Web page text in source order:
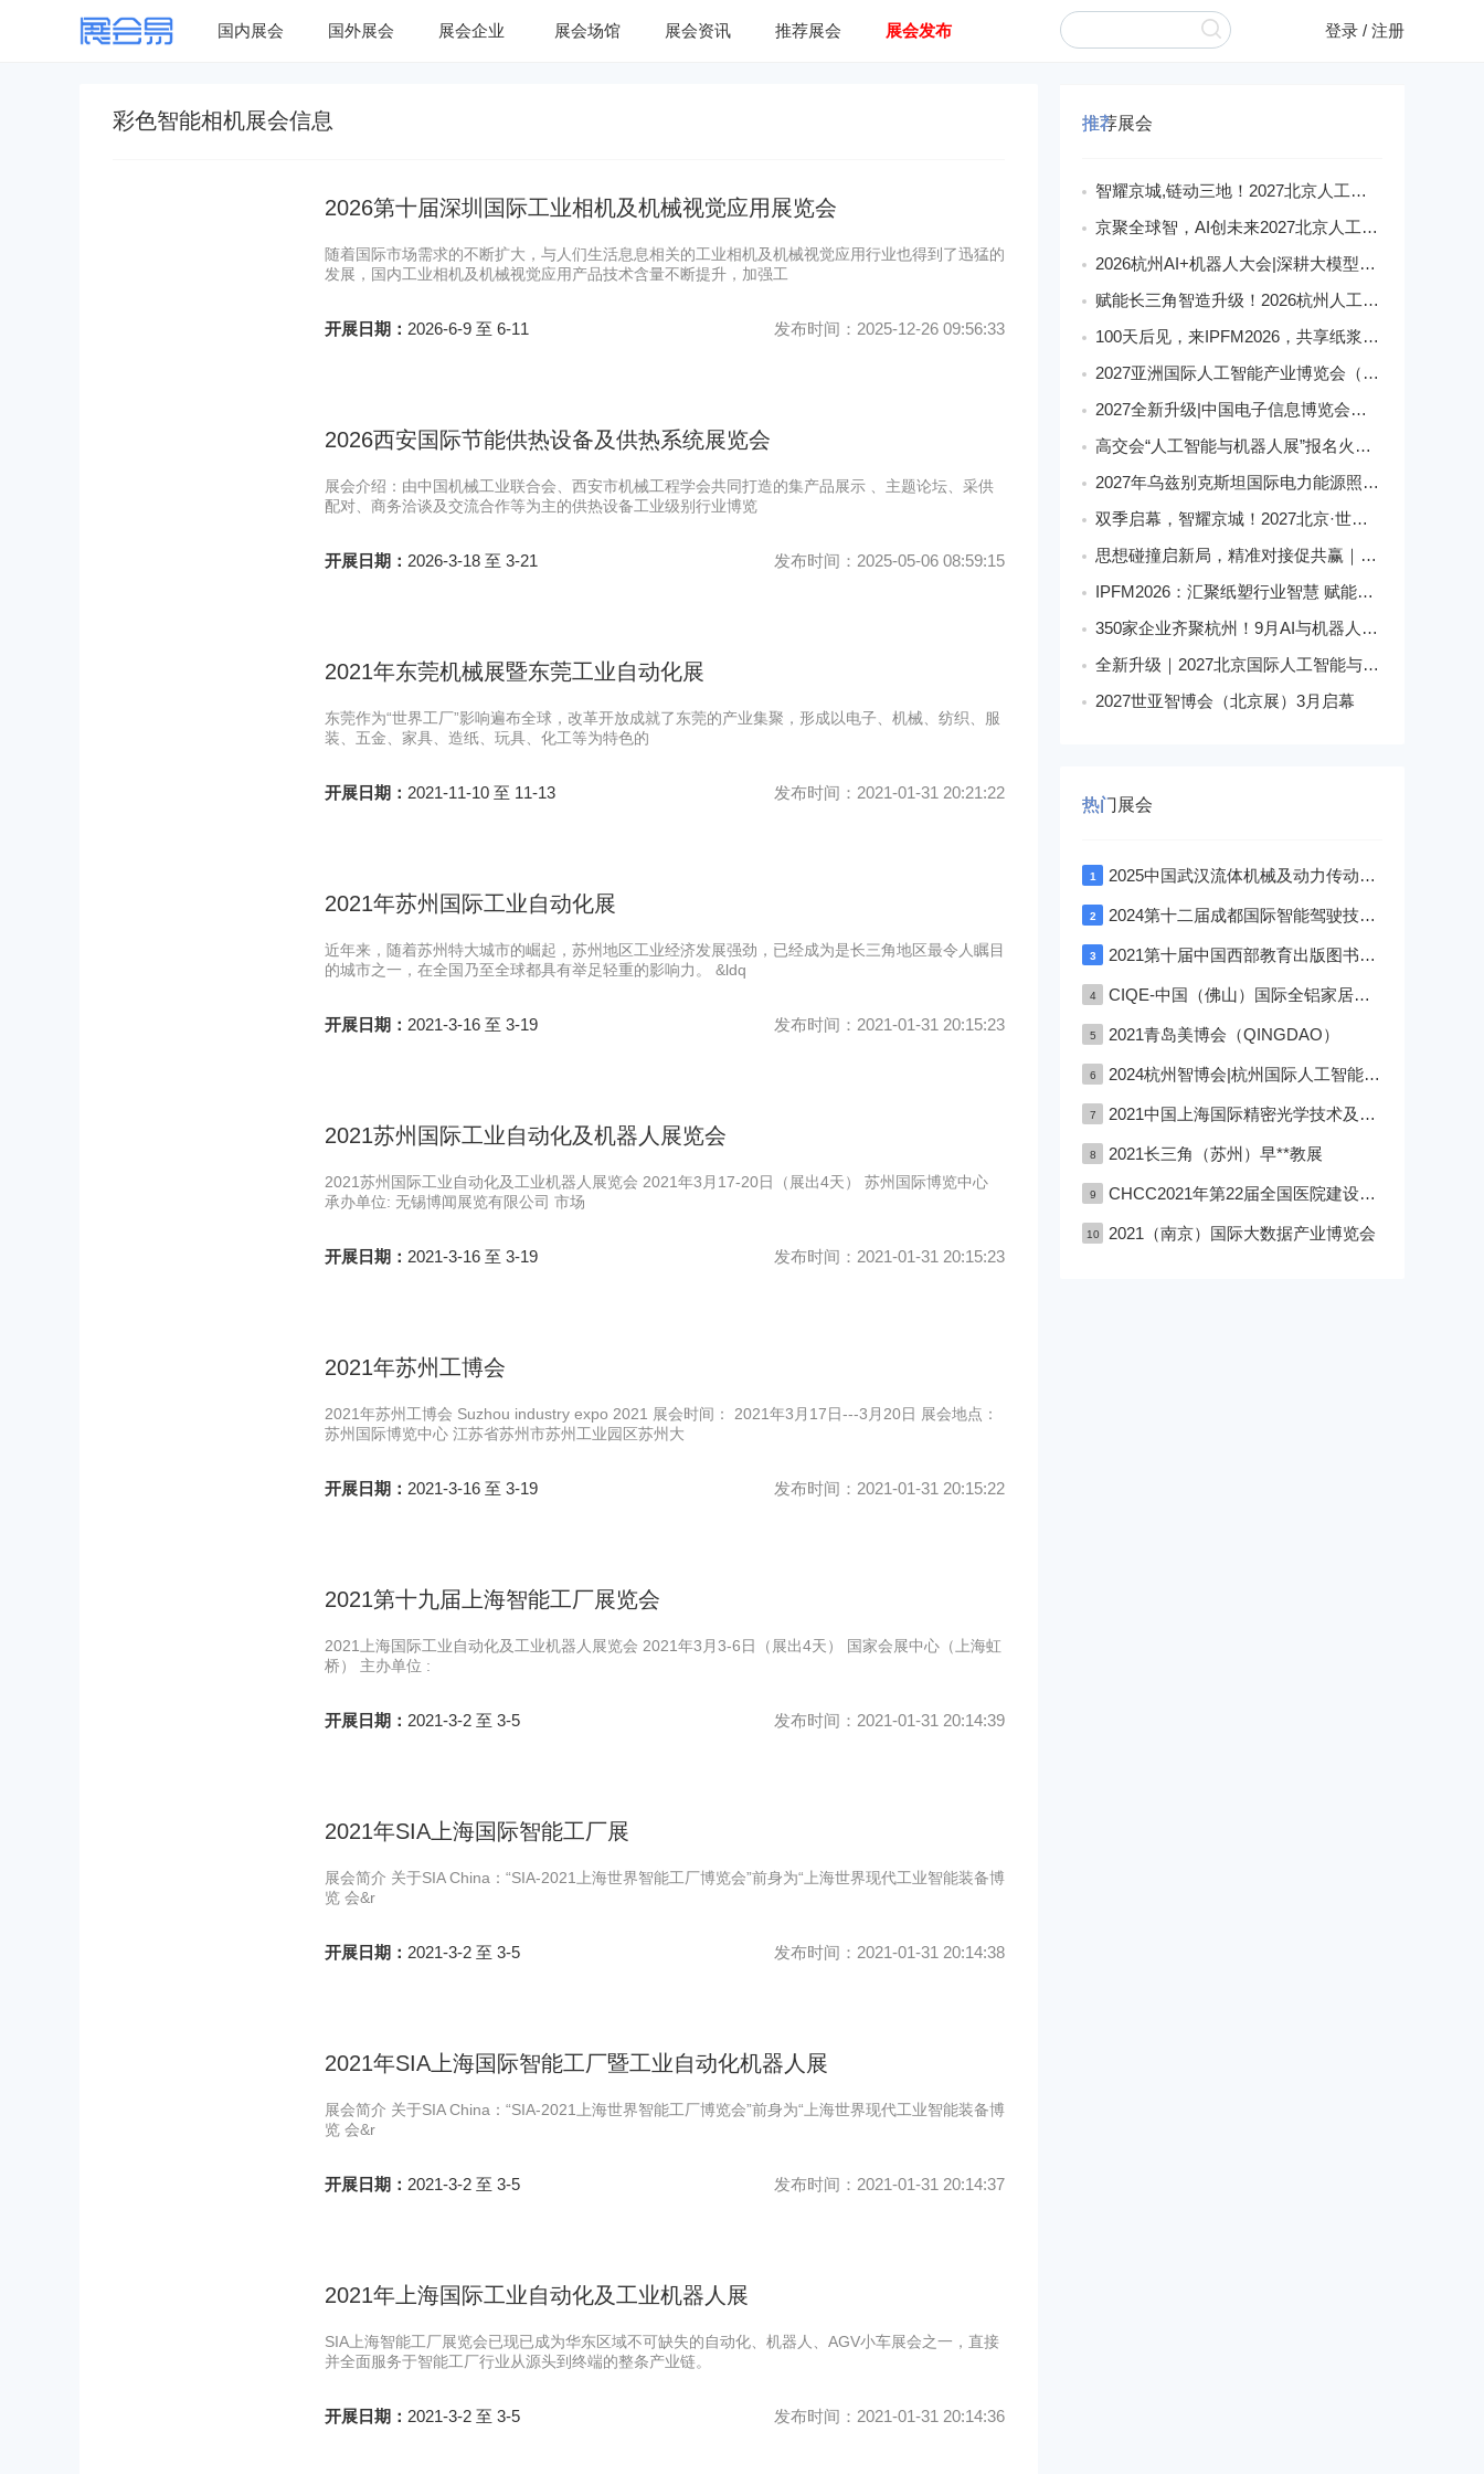
国内展会 国外展会 展会企业 展会场馆 展会资讯 推荐展会 展会发布 登录 / 注册
彩色智能相机展会信息
2026第十届深圳国际工业相机及机械视觉应用展览会
随着国际市场需求的不断扩大，与人们生活息息相关的工业相机及机械视觉应用行业也得到了迅猛的
发展，国内工业相机及机械视觉应用产品技术含量不断提升，加强工
开展日期： 2026-6-9 至 6-11 发布时间：2025-12-26 09:56:33
2026西安国际节能供热设备及供热系统展览会
展会介绍：由中国机械工业联合会、西安市机械工程学会共同打造的集产品展示 、主题论坛、采供
配对、商务洽谈及交流合作等为主的供热设备工业级别行业博览
开展日期： 2026-3-18 至 3-21 发布时间：2025-05-06 08:59:15
2021年东莞机械展暨东莞工业自动化展
东莞作为“世界工厂”影响遍布全球，改革开放成就了东莞的产业集聚，形成以电子、机械、纺织、服
装、五金、家具、造纸、玩具、化工等为特色的
开展日期： 2021-11-10 至 11-13 发布时间：2021-01-31 20:21:22
2021年苏州国际工业自动化展
近年来，随着苏州特大城市的崛起，苏州地区工业经济发展强劲，已经成为是长三角地区最令人瞩目
的城市之一，在全国乃至全球都具有举足轻重的影响力。 &ldq
开展日期： 2021-3-16 至 3-19 发布时间：2021-01-31 20:15:23
2021苏州国际工业自动化及机器人展览会
2021苏州国际工业自动化及工业机器人展览会 2021年3月17-20日（展出4天） 苏州国际博览中心
承办单位: 无锡博闻展览有限公司 市场
开展日期： 2021-3-16 至 3-19 发布时间：2021-01-31 20:15:23
2021年苏州工博会
2021年苏州工博会 Suzhou industry expo 2021 展会时间： 2021年3月17日---3月20日 展会地点：
苏州国际博览中心 江苏省苏州市苏州工业园区苏州大
开展日期： 2021-3-16 至 3-19 发布时间：2021-01-31 20:15:22
2021第十九届上海智能工厂展览会
2021上海国际工业自动化及工业机器人展览会 2021年3月3-6日（展出4天） 国家会展中心（上海虹
桥） 主办单位 :
开展日期： 2021-3-2 至 3-5 发布时间：2021-01-31 20:14:39
2021年SIA上海国际智能工厂展
展会简介 关于SIA China：“SIA-2021上海世界智能工厂博览会”前身为“上海世界现代工业智能装备博
览 会&r
开展日期： 2021-3-2 至 3-5 发布时间：2021-01-31 20:14:38
2021年SIA上海国际智能工厂暨工业自动化机器人展
展会简介 关于SIA China：“SIA-2021上海世界智能工厂博览会”前身为“上海世界现代工业智能装备博
览 会&r
开展日期： 2021-3-2 至 3-5 发布时间：2021-01-31 20:14:37
2021年上海国际工业自动化及工业机器人展
SIA上海智能工厂展览会已现已成为华东区域不可缺失的自动化、机器人、AGV小车展会之一，直接
并全面服务于智能工厂行业从源头到终端的整条产业链。
开展日期： 2021-3-2 至 3-5 发布时间：2021-01-31 20:14:36
推荐展会
智耀京城,链动三地！2027北京人工智能展构筑AI发展新生态
京聚全球智，AI创未来2027北京人工智能与机器人展全球启动
2026杭州AI+机器人大会|深耕大模型融合,激活智能产业新动能
赋能长三角智造升级！2026杭州人工智能与机器人展会9月启幕
100天后见，来IPFM2026，共享纸浆模塑产业红利
2027亚洲国际人工智能产业博览会（世亚智博会）全维度介绍
2027全新升级|中国电子信息博览会（深圳电子展）核心优势
高交会“人工智能与机器人展”报名火爆,机器人馆展位日趋稀缺
2027年乌兹别克斯坦国际电力能源照明展
双季启幕，智耀京城！2027北京·世亚智博会
思想碰撞启新局，精准对接促共赢｜美狮・华克2026中国餐饮包装创新发展大会圆满收官
IPFM2026：汇聚纸塑行业智慧 赋能高质健康发展
350家企业齐聚杭州！9月AI与机器人盛宴解锁科技新生态
全新升级｜2027北京国际人工智能与机器人展会落地朝阳馆
2027世亚智博会（北京展）3月启幕
热门展会
1 2025中国武汉流体机械及动力传动博览会
2 2024第十二届成都国际智能驾驶技术展览会
3 2021第十届中国西部教育出版图书文具与校服博览会—成渝双城展
4 CIQE-中国（佛山）国际全铝家居展览会
5 2021青岛美博会（QINGDAO）
6 2024杭州智博会|杭州国际人工智能,物联网,大数据展览会
7 2021中国上海国际精密光学技术及设备展览会
8 2021长三角（苏州）早**教展
9 CHCC2021年第22届全国医院建设大会深圳医院建设大会
10 2021（南京）国际大数据产业博览会